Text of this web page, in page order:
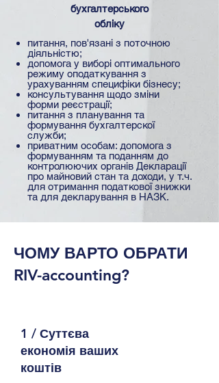
бухгалтерського
обліку
питання, пов'язані з поточною
діяльністю;
допомога у виборі оптимального
режиму оподаткування з
урахуванням специфіки бізнесу;
консультування щодо зміни
форми реєстрації;
питання з планування та
формування бухгалтерскої
служби;
приватним особам: допомога з
формуванням та поданням до
контролюючих органів Декларації
про майновий стан та доходи, у т.ч.
для отримання податкової знижки
та для декларування в НАЗК.
ЧОМУ ВАРТО ОБРАТИ
RIV-accounting?
1 / Суттєва
економія ваших
коштів